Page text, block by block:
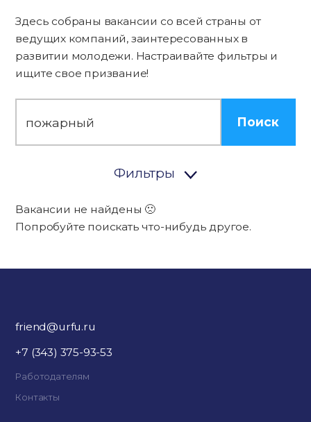
Здесь собраны вакансии со всей страны от
ведущих компаний, заинтересованных в
развитии молодежи. Настраивайте фильтры и
ищите свое призвание!
Поиск
Фильтры
Вакансии не найдены 🙁
Попробуйте поискать что-нибудь другое.
friend@urfu.ru
+7 (343) 375-93-53
Работодателям
Контакты